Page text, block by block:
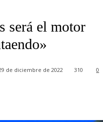
será el motor
de diciembre de 2022 0
310